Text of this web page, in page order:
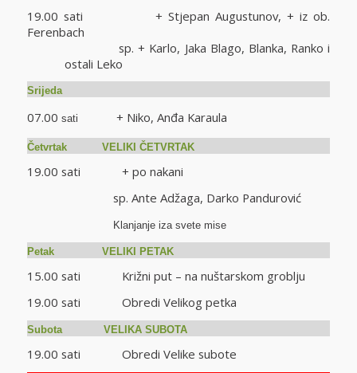
19.00 sati + Stjepan Augustunov, + iz ob.
Ferenbach
sp. + Karlo, Jaka Blago, Blanka, Ranko i
ostali Leko
Srijeda
07.00 sati + Niko, Anđa Karaula
Četvrtak VELIKI ČETVRTAK
19.00 sati + po nakani
sp. Ante Adžaga, Darko Pandurović
Klanjanje iza svete mise
Petak VELIKI PETAK
15.00 sati Križni put – na nuštarskom groblju
19.00 sati Obredi Velikog petka
Subota VELIKA SUBOTA
19.00 sati Obredi Velike subote